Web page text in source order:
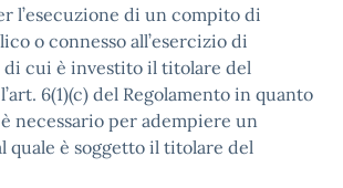
l’esecuzione di un compito di
o connesso all’esercizio di
cui è investito il titolare del
6(1)(c) del Regolamento in quanto
necessario per adempiere un
quale è soggetto il titolare del